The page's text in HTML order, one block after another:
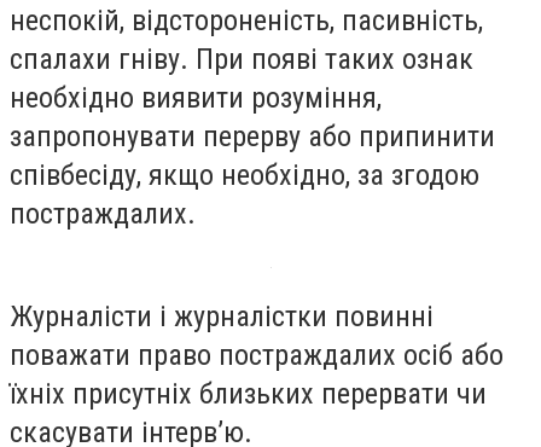
неспокій, відстороненість, пасивність,
спалахи гніву. При появі таких ознак
необхідно виявити розуміння,
запропонувати перерву або припинити
співбесіду, якщо необхідно, за згодою
постраждалих.
Журналісти і журналістки повинні
поважати право постраждалих осіб або
їхніх присутніх близьких перервати чи
скасувати інтерв’ю.